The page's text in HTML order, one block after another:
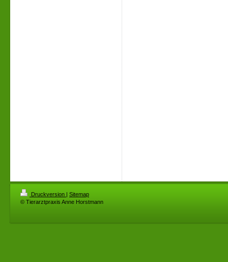
Druckversion | Sitemap
© Tierarztpraxis Anne Horstmann